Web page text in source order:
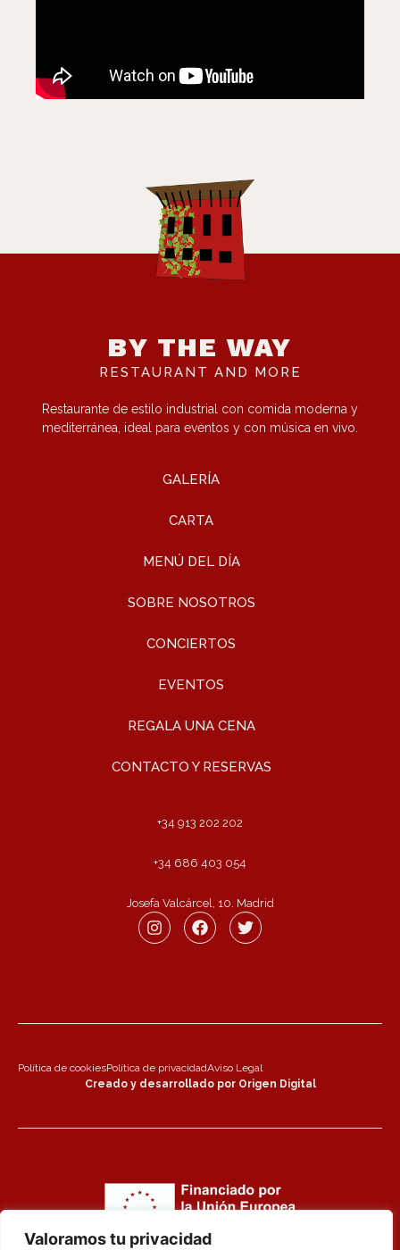
Valoramos tu privacidad
BY THE WAY
RESTAURANT AND MORE
Restaurante de estilo industrial con comida moderna y
mediterránea, ideal para eventos y con música en vivo.
GALERÍA
CARTA
MENÚ DEL DÍA
SOBRE NOSOTROS
CONCIERTOS
EVENTOS
REGALA UNA CENA
CONTACTO Y RESERVAS
+34 913 202 202
+34 686 403 054
Josefa Valcárcel, 10. Madrid
Política de cookiesPolítica de privacidadAviso Legal
Creado y desarrollado por Origen Digital